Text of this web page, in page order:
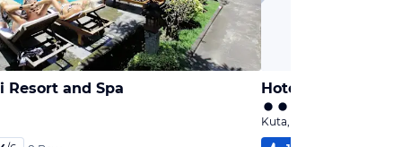
Resort and Spa Hotel Ida
Kuta, Bali